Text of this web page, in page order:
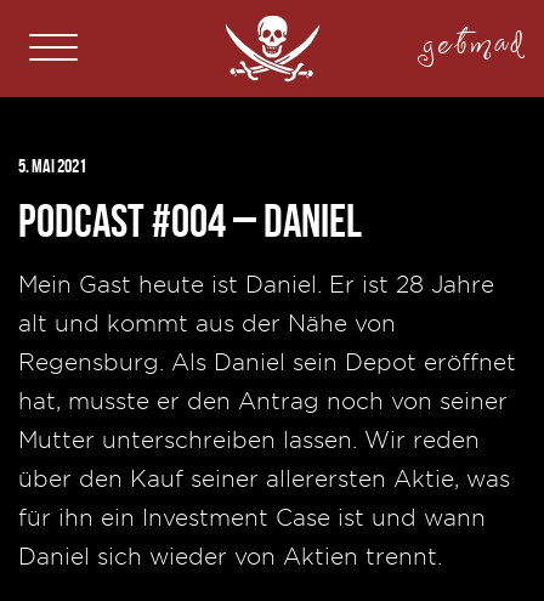
getmad
5. Mai 2021
Podcast #004 – Daniel
Mein Gast heute ist Daniel. Er ist 28 Jahre
alt und kommt aus der Nähe von
Regensburg. Als Daniel sein Depot eröffnet
hat, musste er den Antrag noch von seiner
Mutter unterschreiben lassen. Wir reden
über den Kauf seiner allerersten Aktie, was
für ihn ein Investment Case ist und wann
Daniel sich wieder von Aktien trennt.